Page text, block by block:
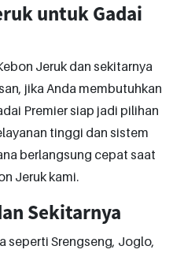
untuk Gadai
Jeruk dan sekitarnya
jika Anda membutuhkan
Premier siap jadi pilihan
tinggi dan sistem
berlangsung cepat saat
Jeruk kami.
Sekitarnya
seperti Srengseng, Joglo,